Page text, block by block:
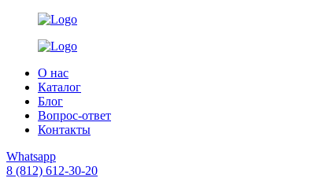
О нас
Каталог
Блог
Вопрос-ответ
Контакты
Whatsapp
8 (812) 612-30-20